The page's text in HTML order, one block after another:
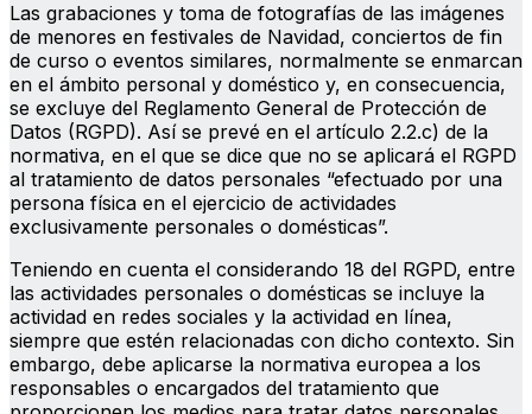
Las grabaciones y toma de fotografías de las imágenes
de menores en festivales de Navidad, conciertos de fin
de curso o eventos similares, normalmente se enmarcan
en el ámbito personal y doméstico y, en consecuencia,
se excluye del Reglamento General de Protección de
Datos (RGPD). Así se prevé en el artículo 2.2.c) de la
normativa, en el que se dice que no se aplicará el RGPD
al tratamiento de datos personales “efectuado por una
persona física en el ejercicio de actividades
exclusivamente personales o domésticas”.
Teniendo en cuenta el considerando 18 del RGPD, entre
las actividades personales o domésticas se incluye la
actividad en redes sociales y la actividad en línea,
siempre que estén relacionadas con dicho contexto. Sin
embargo, debe aplicarse la normativa europea a los
responsables o encargados del tratamiento que